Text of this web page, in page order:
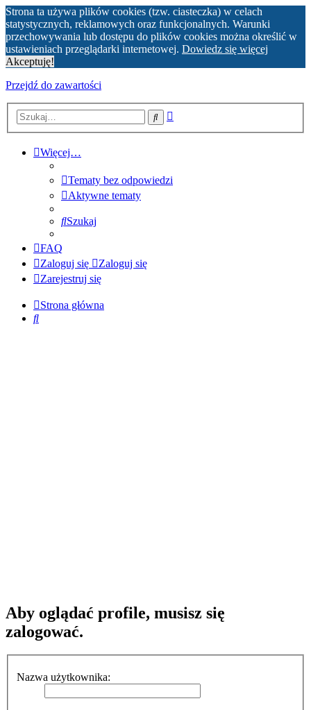
Strona ta używa plików cookies (tzw. ciasteczka) w celach
statystycznych, reklamowych oraz funkcjonalnych. Warunki
przechowywania lub dostępu do plików cookies można określić w
ustawieniach przeglądarki internetowej. Dowiedz się więcej
Akceptuję!
Przejdź do zawartości
Szukaj
Więcej…
Tematy bez odpowiedzi
Aktywne tematy
Szukaj
FAQ
Zaloguj się
Zaloguj się
Zarejestruj się
Strona główna
Szukaj
Aby oglądać profile, musisz się
zalogować.
Nazwa użytkownika: